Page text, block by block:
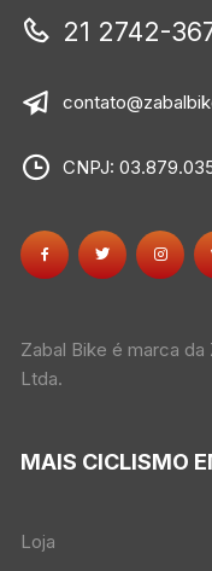
21 2742-
CNPJ:
Zabal Bike é marca
Ltda.
MAIS CICLISMO
Loja